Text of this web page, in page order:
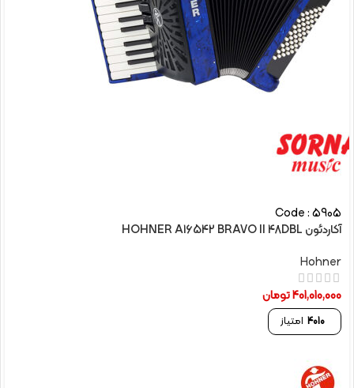
Code : 5905
آکاردئون HOHNER A16542 BRAVO II 48DBL
Hohner
401,010,000تومان
4010 امتیاز